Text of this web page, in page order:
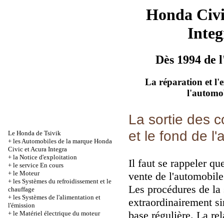
Honda
Dès 1994 de
La réparation et
Le Honda de Tsivik
+ les Automobiles de la marque Honda
Civic et Acura Integra
+ la Notice d'exploitation
+ le service En cours
+ le Moteur
+ les Systèmes du refroidissement et le
chauffage
+ les Systèmes de l'alimentation et
l'émission
+ le Matériel électrique du moteur
La sortie des
et le fond de
Il faut se rappeler
vente de
Les procédures de
extraordinairement
base régulière. La